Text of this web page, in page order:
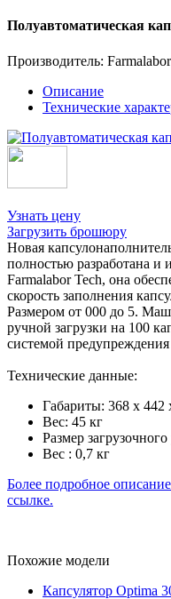
Полуавтоматическая
Производитель:
Описание
Технические
Узнать цену
Загрузить брошюру
Новая
полностью разработана и
Farmalabor Tech, она
скорость заполнения
Размером от 000 до 5.
ручной загрузки на 100
системой
Технические данные:
Габариты: 368 x 442
Вес: 45 кг
Размер
Вес : 0,7 кг
Более подробное
ссылке.
Похожие модели
Капсулятор Optima